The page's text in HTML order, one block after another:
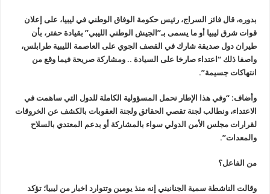
بدوره، قال فائز السراج، رئيس حكومة الوفاق الوطني في ليبيا، على إعلان
قوات شرق ليبيا أو ما يسمى بـ”الجيش الوطني الليبي” بقيادة حفتر، بأن
طيران دول صديقة شارك في القصف الجوي على العاصمة الليبية طرابلس،
واصفا ذلك “اعتداء صارخا على السيادة .. ومشاركة صريحة فيما وقع من
انتهاكات جسيمة”.
وأضاف: “وفي هذا الإطار نحمل المسؤولية الكاملة للدول التي ساهمت في
الاعتداء، ونطالب لجنة تقصي الحقائق ولجنة العقوبات بالكشف عن الخروقات
لقرارات مجلس الأمن الدولي سواء بالمشاركة أو بدعم المعتدي بالسلاح
والمعدات”.
من الفاعل؟
وقالت الناشطة سمية الجنانيني إنه منذ يومين وتتوارد اخبار من ليبيا؛ تؤكد